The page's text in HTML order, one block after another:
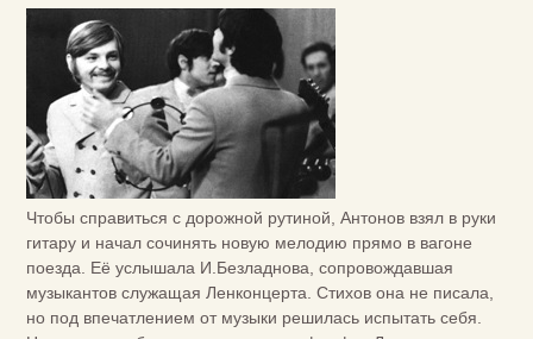
Чтобы справиться с дорожной рутиной, Антонов взял в руки
гитару и начал сочинять новую мелодию прямо в вагоне
поезда. Её услышала И.Безладнова, сопровождавшая
музыкантов служащая Ленконцерта. Стихов она не писала,
но под впечатлением от музыки решилась испытать себя.